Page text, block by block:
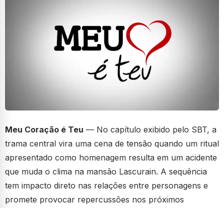
Meu Coração é Teu — No capítulo exibido pelo SBT, a
trama central vira uma cena de tensão quando um ritual
apresentado como homenagem resulta em um acidente
que muda o clima na mansão Lascurain. A sequência
tem impacto direto nas relações entre personagens e
promete provocar repercussões nos próximos